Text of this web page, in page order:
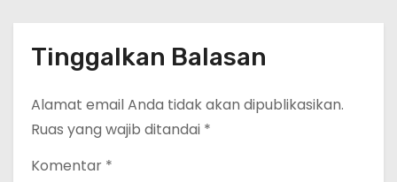
Tinggalkan Balasan
Alamat email Anda tidak akan dipublikasikan.
Ruas yang wajib ditandai *
Komentar *